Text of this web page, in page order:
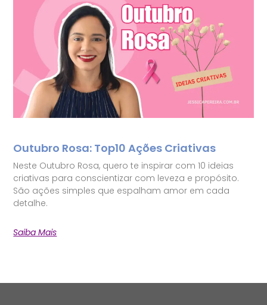
Outubro Rosa: Top10 Ações Criativas
Neste Outubro Rosa, quero te inspirar com 10 ideias
criativas para conscientizar com leveza e propósito.
São ações simples que espalham amor em cada
detalhe.
Saiba Mais